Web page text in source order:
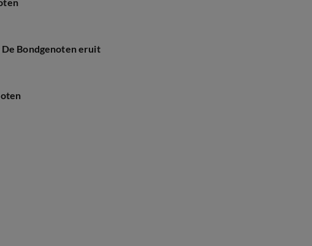
Bondgenoten eruit